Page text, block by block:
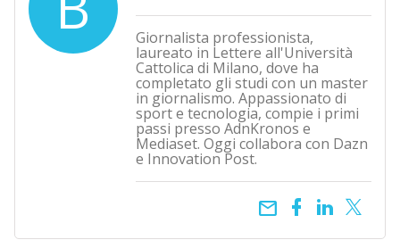
Giornalista professionista,
laureato in Lettere all'Università
Cattolica di Milano, dove ha
completato gli studi con un master
in giornalismo. Appassionato di
sport e tecnologia, compie i primi
passi presso AdnKronos e
Mediaset. Oggi collabora con Dazn
e Innovation Post.
email